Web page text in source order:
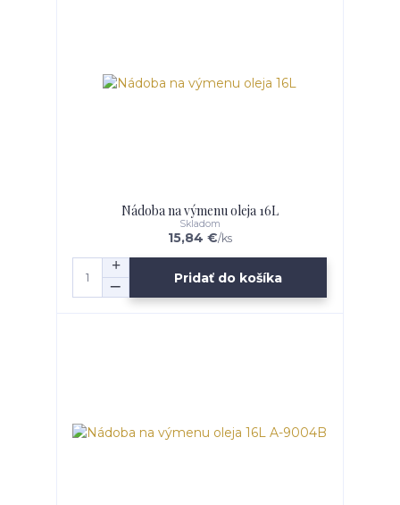
Nádoba na výmenu oleja 16L
15,84 €/ks
Skladom
Pridať do košíka